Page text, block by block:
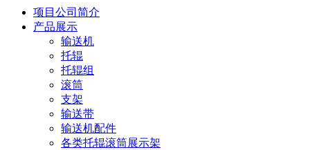
项目公司简介
产品展示
输送机
托辊
托辊组
滚筒
支架
输送带
输送机配件
各类托辊滚筒展示架